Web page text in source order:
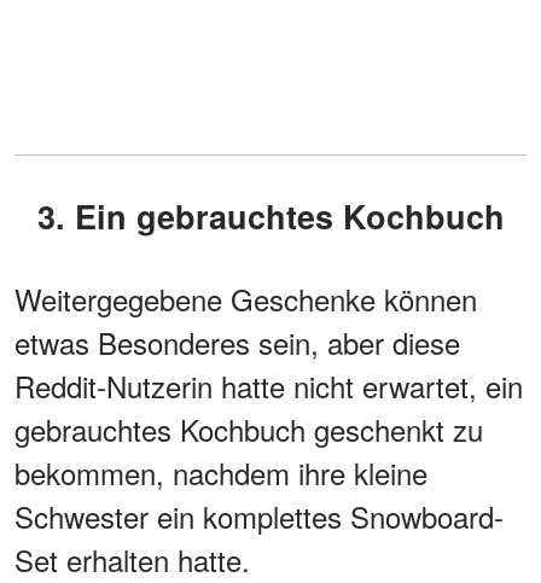
3. Ein gebrauchtes Kochbuch
Weitergegebene Geschenke können
etwas Besonderes sein, aber diese
Reddit-Nutzerin hatte nicht erwartet, ein
gebrauchtes Kochbuch geschenkt zu
bekommen, nachdem ihre kleine
Schwester ein komplettes Snowboard-
Set erhalten hatte.